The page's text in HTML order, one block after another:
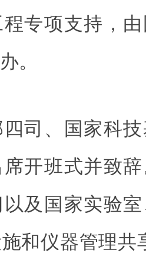
专项支持，
。
、国家科技
开班式并致
及国家实验
和仪器管理共